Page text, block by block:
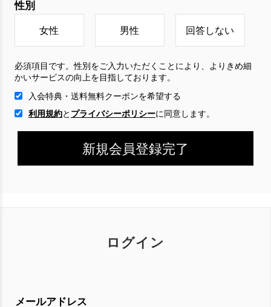
ログイン
メールアドレス
性別
女性 男性 回答しない
必須項目です。性別をご入力いただくことにより、よりきめ細
かいサービスの向上を目指しております。
入会特典・送料無料クーポンを希望する
利用規約と プライバシーポリシーに 同意します。